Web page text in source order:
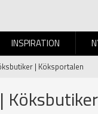
INSPIRATION
| Köksportalen